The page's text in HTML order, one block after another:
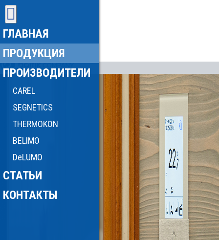
ГЛАВНАЯ
ПРОДУКЦИЯ
ПРОИЗВОДИТЕЛИ
CAREL
SEGNETICS
THERMOKON
BELIMO
DeLUMO
СТАТЬИ
КОНТАКТЫ